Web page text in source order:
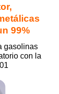
99%
gasolinas
con la